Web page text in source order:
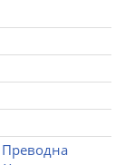
Преводна